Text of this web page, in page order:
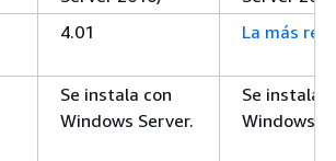
4.01 La más
Se instala con
Windows Server.
Se instala
Windows